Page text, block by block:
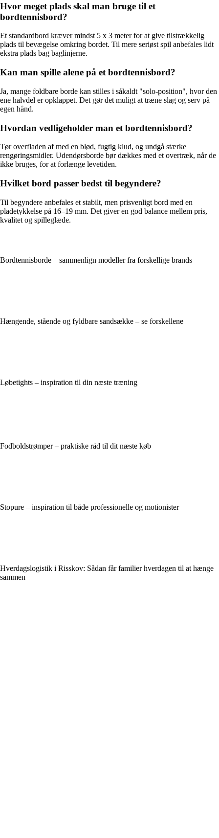
Hvor meget plads skal man bruge til et
bordtennisbord?
Et standardbord kræver mindst 5 x 3 meter for at give tilstrækkelig
plads til bevægelse omkring bordet. Til mere seriøst spil anbefales lidt
ekstra plads bag baglinjerne.
Kan man spille alene på et bordtennisbord?
Ja, mange foldbare borde kan stilles i såkaldt "solo-position", hvor den
ene halvdel er opklappet. Det gør det muligt at træne slag og serv på
egen hånd.
Hvordan vedligeholder man et bordtennisbord?
Tør overfladen af med en blød, fugtig klud, og undgå stærke
rengøringsmidler. Udendørsborde bør dækkes med et overtræk, når de
ikke bruges, for at forlænge levetiden.
Hvilket bord passer bedst til begyndere?
Til begyndere anbefales et stabilt, men prisvenligt bord med en
pladetykkelse på 16–19 mm. Det giver en god balance mellem pris,
kvalitet og spilleglæde.
Bordtennisborde – sammenlign modeller fra forskellige brands
Hængende, stående og fyldbare sandsække – se forskellene
Løbetights – inspiration til din næste træning
Fodboldstrømper – praktiske råd til dit næste køb
Stopure – inspiration til både professionelle og motionister
Hverdagslogistik i Risskov: Sådan får familier hverdagen til at hænge
sammen